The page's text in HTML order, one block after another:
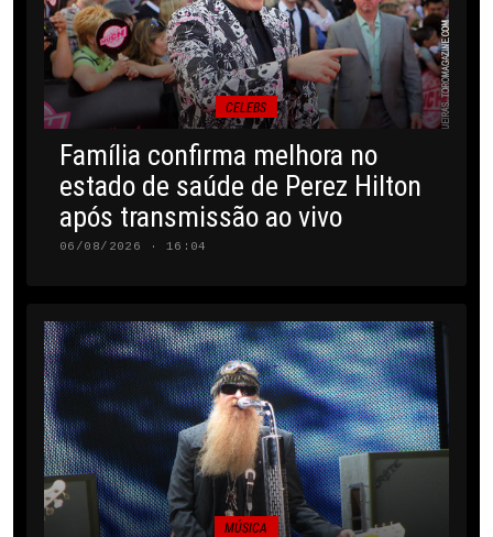
CELEBS
Família confirma melhora no
estado de saúde de Perez Hilton
após transmissão ao vivo
06/08/2026 · 16:04
MÚSICA